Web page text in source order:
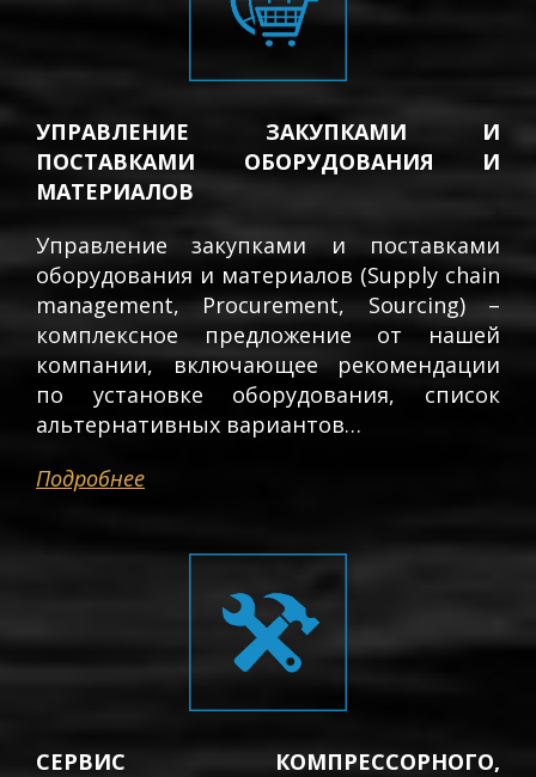
УПРАВЛЕНИЕ ЗАКУПКАМИ И
ПОСТАВКАМИ ОБОРУДОВАНИЯ И
МАТЕРИАЛОВ
Управление закупками и поставками
оборудования и материалов (Supply chain
management, Procurement, Sourcing) –
комплексное предложение от нашей
компании, включающее рекомендации
по установке оборудования, список
альтернативных вариантов…
Подробнее
СЕРВИС КОМПРЕССОРНОГО,